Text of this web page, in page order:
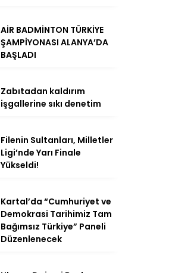
AİR BADMİNTON TÜRKİYE
ŞAMPİYONASI ALANYA’DA
BAŞLADI
Zabıtadan kaldırım
işgallerine sıkı denetim
Filenin Sultanları, Milletler
Ligi’nde Yarı Finale
Yükseldi!
Kartal’da “Cumhuriyet ve
Demokrasi Tarihimiz Tam
Bağımsız Türkiye” Paneli
Düzenlenecek